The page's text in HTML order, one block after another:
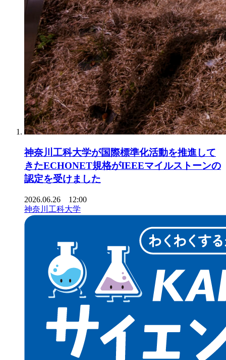
神奈川工科大学が国際標準化活動を推進して
きたECHONET規格がIEEEマイルストーンの
認定を受けました
2026.06.26 12:00
神奈川工科大学